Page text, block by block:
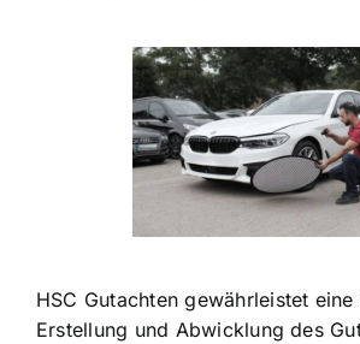
HSC Gutachten gewährleistet
Erstellung und Abwicklung des